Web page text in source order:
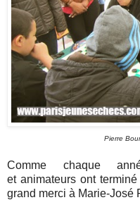
Pierre
Comme chaque
et animateurs ont
grand merci à Marie-José